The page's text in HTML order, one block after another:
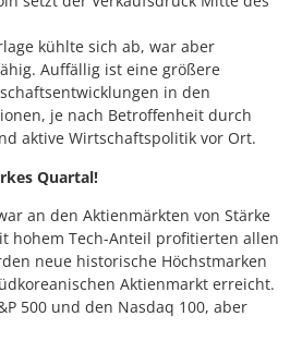
kühlte sich ab, war aber
Auffällig ist eine größere
in den
je nach Betroffenheit durch
aktive Wirtschaftspolitik vor Ort.
Quartal!
an den Aktienmärkten von Stärke
hohem Tech-Anteil profitierten allen
neue historische Höchstmarken
Aktienmarkt erreicht.
500 und den Nasdaq 100, aber